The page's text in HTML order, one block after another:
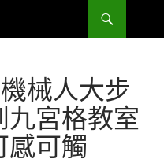
械人大步
九宮格教室
感可觸